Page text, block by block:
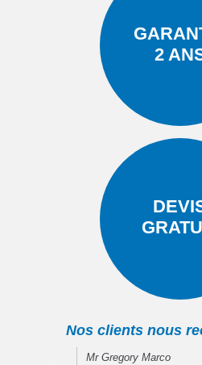
2
Nos clients nous
Mr Gregory Marco